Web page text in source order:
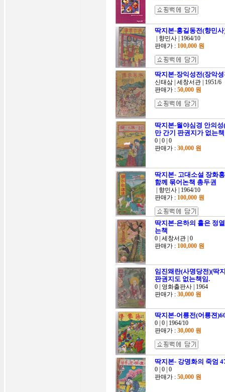
딱지본-홍길동전(향민
| 향민사 | 1964/10
판매가 : 100,000 원
딱지본-장익성전(장악
신태삼 | 세창서관 | 1951/6
판매가 : 50,000 원
딱지본-월야심경 안의
만 간기 판권지가 없는
0 | 0 | 0
판매가 : 30,000 원
딱지본- 고대소설 장화
함께 묶어논책 총두권
| 향민사 | 1964/10
판매가 : 100,000 원
딱지본-은하의 홀은 정
는책
0 | 세창서관 | 0
판매가 : 100,000 원
임진왜란(사명당전)(딱
판권지도 없는책임.
0 | 영화출판사 | 1964
판매가 : 30,000 원
딱지본-어룡전(어룡젼
0 | 0 | 1964/10
판매가 : 30,000 원
딱지본- 강명화의 죽엄
0 | 0 | 0
판매가 : 50,000 원